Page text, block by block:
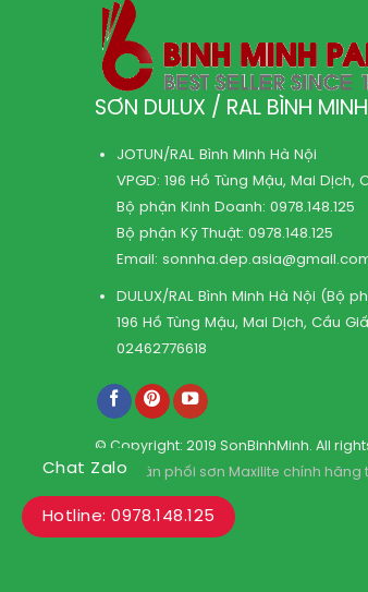
SƠN DULUX / RAL BÌNH
JOTUN/RAL Bình Minh Hà Nội
VPGD: 196 Hồ Tùng Mậu, Mai Dịch,
Bộ phận Kinh Doanh:0978.148.125
Bộ phận Kỹ Thuật:0978.148.125
Email:
DULUX/RAL Bình Minh Hà Nội (Bộ
196 Hồ Tùng Mậu, Mai Dịch, Cầu
02462776618
© Copyright: 2019 SonBinhMinh. All
Kho phân phối sơn Maxilite chính hãng
Chat Zalo
Hotline: 0978.148.125